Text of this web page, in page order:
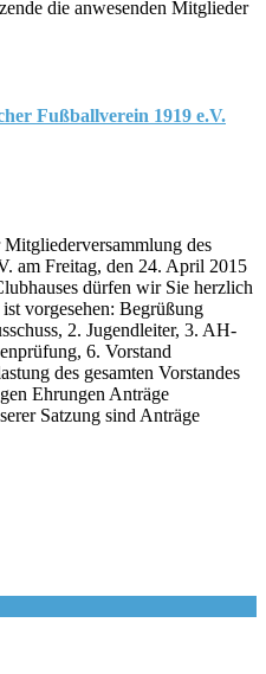
die anwesenden Mitglieder
Fußballverein 1919 e.V.
des
am Freitag, den 24. April 2015
dürfen wir Sie herzlich
vorgesehen: Begrüßung
2. Jugendleiter, 3. AH-
6. Vorstand
des gesamten Vorstandes
Ehrungen Anträge
Satzung sind Anträge